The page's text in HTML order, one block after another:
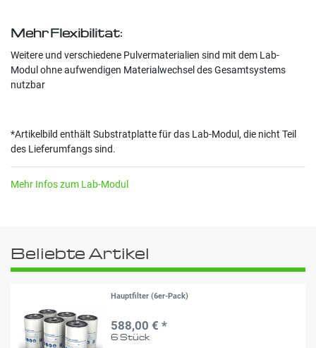
Mehr Flexibilität:
Weitere und verschiedene Pulvermaterialien sind mit dem Lab-
Modul ohne aufwendigen Materialwechsel des Gesamtsystems
nutzbar
*Artikelbild enthält Substratplatte für das Lab-Modul, die nicht Teil
des Lieferumfangs sind.
Mehr Infos zum Lab-Modul
Beliebte Artikel
Hauptfilter (6er-Pack)
588,00 € *
6 Stück